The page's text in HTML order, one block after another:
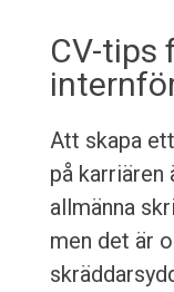
CV-tips
Att skapa
på
allmänna
men det är